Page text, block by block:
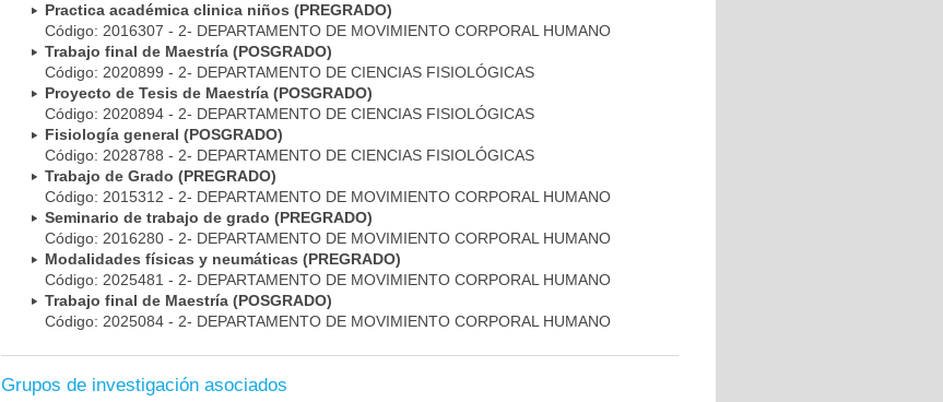
Practica académica clinica niños (PREGRADO)
Código: 2016307 - 2- DEPARTAMENTO DE MOVIMIENTO CORPORAL HUMANO
Trabajo final de Maestría (POSGRADO)
Código: 2020899 - 2- DEPARTAMENTO DE CIENCIAS FISIOLÓGICAS
Proyecto de Tesis de Maestría (POSGRADO)
Código: 2020894 - 2- DEPARTAMENTO DE CIENCIAS FISIOLÓGICAS
Fisiología general (POSGRADO)
Código: 2028788 - 2- DEPARTAMENTO DE CIENCIAS FISIOLÓGICAS
Trabajo de Grado (PREGRADO)
Código: 2015312 - 2- DEPARTAMENTO DE MOVIMIENTO CORPORAL HUMANO
Seminario de trabajo de grado (PREGRADO)
Código: 2016280 - 2- DEPARTAMENTO DE MOVIMIENTO CORPORAL HUMANO
Modalidades físicas y neumáticas (PREGRADO)
Código: 2025481 - 2- DEPARTAMENTO DE MOVIMIENTO CORPORAL HUMANO
Trabajo final de Maestría (POSGRADO)
Código: 2025084 - 2- DEPARTAMENTO DE MOVIMIENTO CORPORAL HUMANO
Grupos de investigación asociados